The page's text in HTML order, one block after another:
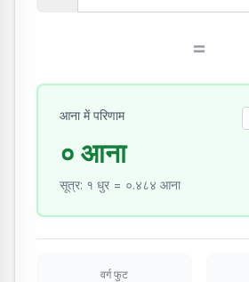
=
आना में परिणाम
० आना
सूत्र: १ धुर = ०.४८४ आना
वर्ग फुट